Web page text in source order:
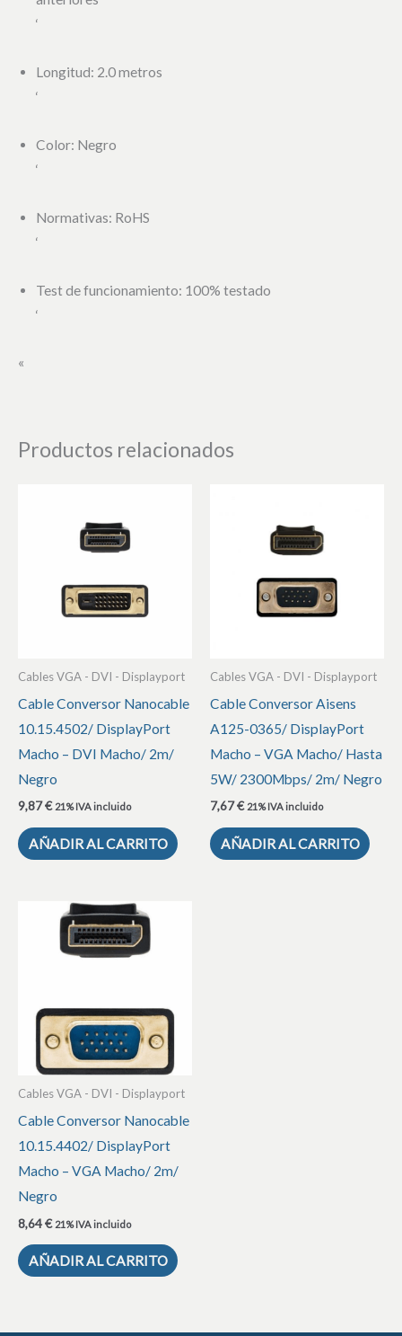
‘
Longitud: 2.0 metros
‘
Color: Negro
‘
Normativas: RoHS
‘
Test de funcionamiento: 100% testado
‘
«
Productos relacionados
Cables VGA - DVI - Displayport
Cable Conversor Nanocable
10.15.4502/ DisplayPort
Macho – DVI Macho/ 2m/
Negro
9,87€ 21% IVA incluido
AÑADIR AL CARRITO
Cables VGA - DVI - Displayport
Cable Conversor Aisens
A125-0365/ DisplayPort
Macho – VGA Macho/ Hasta
5W/ 2300Mbps/ 2m/ Negro
7,67€ 21% IVA incluido
AÑADIR AL CARRITO
Cables VGA - DVI - Displayport
Cable Conversor Nanocable
10.15.4402/ DisplayPort
Macho – VGA Macho/ 2m/
Negro
8,64€ 21% IVA incluido
AÑADIR AL CARRITO